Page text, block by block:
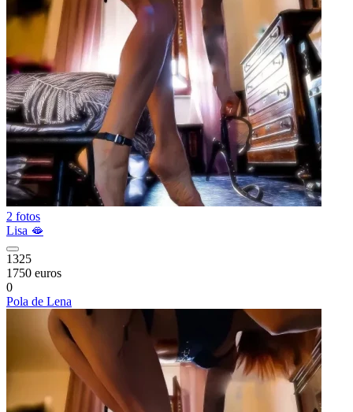
2 fotos
Lisa 🫦
1325
1750 euros
0
Pola de Lena